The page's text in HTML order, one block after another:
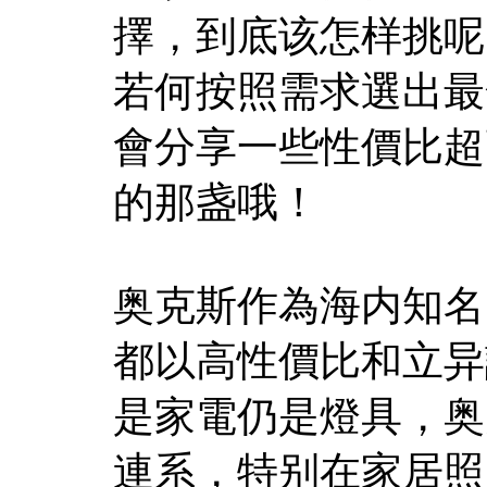
擇，到底该怎样挑
若何按照需求選出
會分享一些性價比
的那盏哦！
奥克斯作為海内知
都以高性價比和立
是家電仍是燈具，
連系，特别在家居